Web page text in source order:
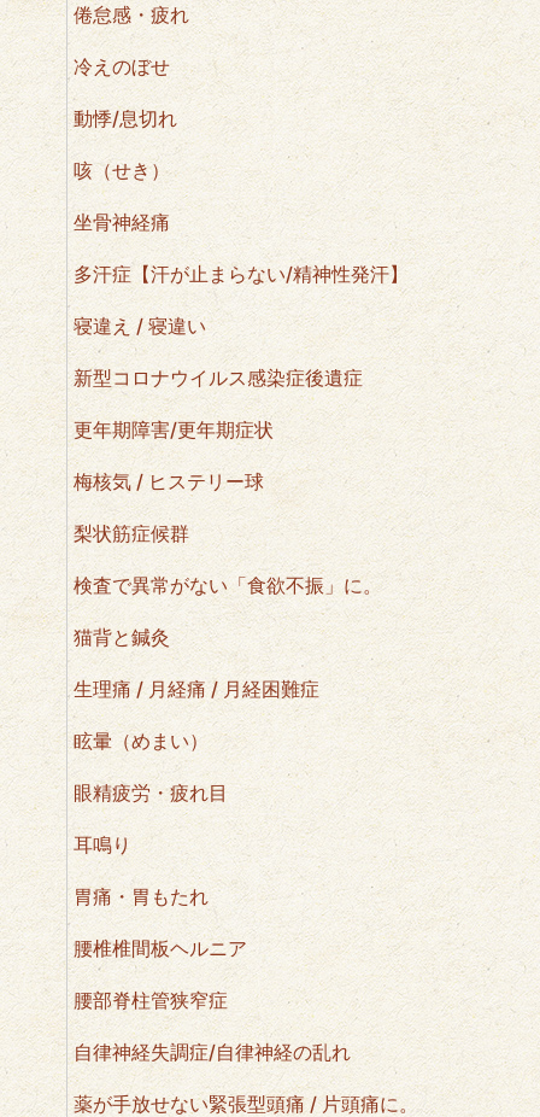
倦怠感・疲れ
冷えのぼせ
動悸/息切れ
咳（せき）
坐骨神経痛
多汗症【汗が止まらない/精神性発汗】
寝違え / 寝違い
新型コロナウイルス感染症後遺症
更年期障害/更年期症状
梅核気 / ヒステリー球
梨状筋症候群
検査で異常がない「食欲不振」に。
猫背と鍼灸
生理痛 / 月経痛 / 月経困難症
眩暈（めまい）
眼精疲労・疲れ目
耳鳴り
胃痛・胃もたれ
腰椎椎間板ヘルニア
腰部脊柱管狭窄症
自律神経失調症/自律神経の乱れ
薬が手放せない緊張型頭痛 / 片頭痛に。